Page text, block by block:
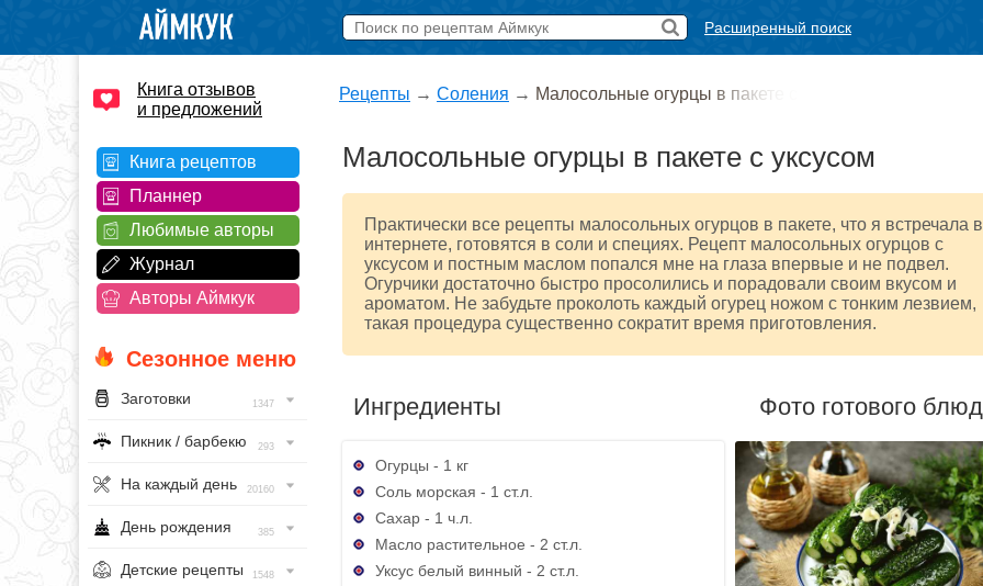
Расширенный поиск
Книга отзывов
и предложений
Книга рецептов
Планнер
Любимые авторы
Журнал
Авторы Аймкук
Сезонное меню
Заготовки 1347
Пикник / барбекю 293
На каждый день 20160
День рождения 385
Детские рецепты 1548
Рецепты → Соления → Малосольные огурцы в пакете с
Малосольные огурцы в пакете с уксусом
Практически все рецепты малосольных огурцов в пакете, что я встречала в
интернете, готовятся в соли и специях. Рецепт малосольных огурцов с
уксусом и постным маслом попался мне на глаза впервые и не подвел.
Огурчики достаточно быстро просолились и порадовали своим вкусом и
ароматом. Не забудьте проколоть каждый огурец ножом с тонким лезвием,
такая процедура существенно сократит время приготовления.
Ингредиенты
Огурцы - 1 кг
Соль морская - 1 ст.л.
Сахар - 1 ч.л.
Масло растительное - 2 ст.л.
Уксус белый винный - 2 ст.л.
Фото готового